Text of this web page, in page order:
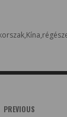
Kína
PREVIOUS